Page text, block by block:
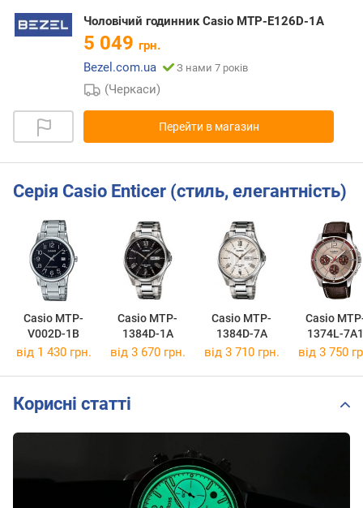
Чоловічий годинник Casio MTP-E126D-1A
5 049 грн.
Bezel.com.ua
З нами 7 років
(Черкаси)
Перейти в магазин
Серія Casio Enticer (стиль, елегантність)
Casio MTP-
V002D-1B
Casio MTP-
1384D-1A
Casio MTP-
1384D-7A
Casio
1374L-7A1
від 1 430 грн. від 3 670 грн. від 3 710 грн. від 3 750
Корисні статті